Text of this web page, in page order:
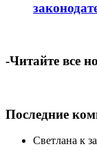
-Читайте все
Последние
Светлана к